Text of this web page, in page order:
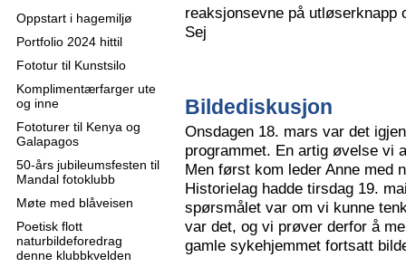
Oppstart i hagemiljø
Portfolio 2024 hittil
Fototur til Kunstsilo
Komplimentærfarger ute
og inne
Fototurer til Kenya og
Galapagos
50-års jubileumsfesten til
Mandal fotoklubb
Møte med blåveisen
Poetisk flott
naturbildeforedrag
denne klubbkvelden
reaksjonsevne på utløserknapp
Sej
Bildediskusjon
Onsdagen 18. mars var det
programmet. En artig øvelse vi
Men først kom leder Anne med
Historielag hadde tirsdag 19.
spørsmålet var om vi kunne
var det, og vi prøver derfor å
gamle sykehjemmet fortsatt